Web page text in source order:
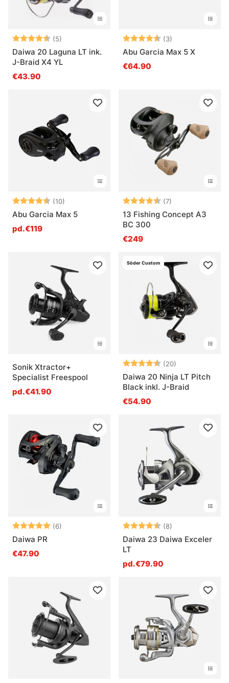
Note: (5)
Daiwa 20 Laguna LT ink.
J-Braid X4 YL
€43.90
Note: (3)
Abu Garcia Max 5 X
€64.90
Note: (10)
4.6 sur 5 étoiles
Abu Garcia Max 5
pd.€119
Note: (7)
13 Fishing Concept A3
BC 300
€249
Sonik Xtractor+
Specialist Freespool
pd.€41.90
Söder Custom
Note: (20)
Daiwa 20 Ninja LT Pitch
Black inkl. J-Braid
€54.90
Note: (6)
Daiwa PR
€47.90
Note: (8)
Daiwa 23 Daiwa Exceler
LT
pd.€79.90